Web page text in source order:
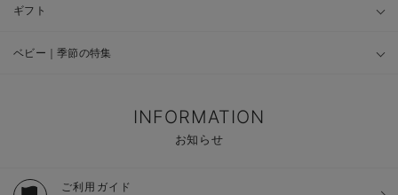
ギフト
ベビー｜季節の特集
INFORMATION
お知らせ
ご利用ガイド